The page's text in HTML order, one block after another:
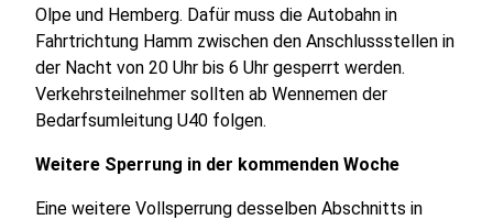
Olpe und Hemberg. Dafür muss die Autobahn in
Fahrtrichtung Hamm zwischen den Anschlussstellen in
der Nacht von 20 Uhr bis 6 Uhr gesperrt werden.
Verkehrsteilnehmer sollten ab Wennemen der
Bedarfsumleitung U40 folgen.
Weitere Sperrung in der kommenden Woche
Eine weitere Vollsperrung desselben Abschnitts in